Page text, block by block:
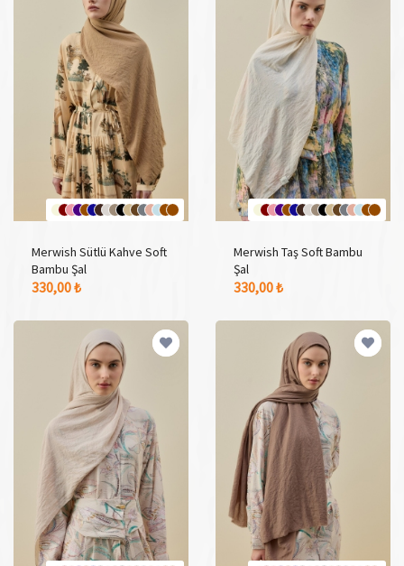
17 Adet Renk Seçeneği
Merwish Sütlü Kahve Soft
Bambu Şal
330,00 ₺
17 Adet Renk Seçeneği
Merwish Taş Soft Bambu
Şal
330,00 ₺